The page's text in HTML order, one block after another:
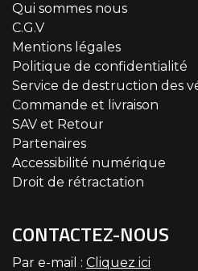
Qui sommes nous
C.G.V
Mentions légales
Politique de confidentialité
Service de destruction des
Commande et livraison
SAV et Retour
Partenaires
Accessibilité numérique
Droit de rétractation
CONTACTEZ-NOUS
Par e-mail : Cliquez ici